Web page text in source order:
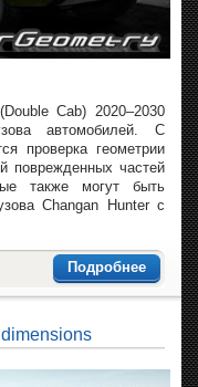
Cab) 2020–2030
автомобилей. С
проверка геометрии
поврежденных частей
также могут быть
Changan Hunter с
Подробнее